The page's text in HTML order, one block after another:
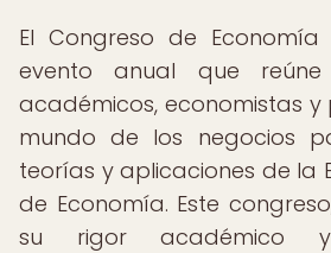
El Congreso de
evento anual que
académicos, economistas y
mundo de los negocios
teorías y aplicaciones de la
de Economía. Este
su rigor académico